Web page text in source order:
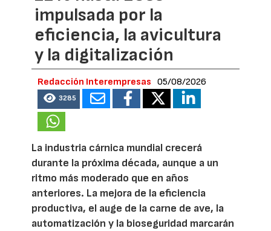
impulsada por la
eficiencia, la avicultura
y la digitalización
Redacción Interempresas 05/08/2026
3285
La industria cárnica mundial crecerá
durante la próxima década, aunque a un
ritmo más moderado que en años
anteriores. La mejora de la eficiencia
productiva, el auge de la carne de ave, la
automatización y la bioseguridad marcarán